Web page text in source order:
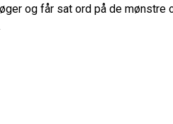
og får sat ord på de